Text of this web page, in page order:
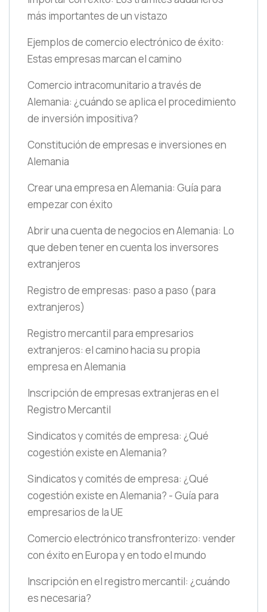
más importantes de un vistazo
Ejemplos de comercio electrónico de éxito:
Estas empresas marcan el camino
Comercio intracomunitario a través de
Alemania: ¿cuándo se aplica el procedimiento
de inversión impositiva?
Constitución de empresas e inversiones en
Alemania
Crear una empresa en Alemania: Guía para
empezar con éxito
Abrir una cuenta de negocios en Alemania: Lo
que deben tener en cuenta los inversores
extranjeros
Registro de empresas: paso a paso (para
extranjeros)
Registro mercantil para empresarios
extranjeros: el camino hacia su propia
empresa en Alemania
Inscripción de empresas extranjeras en el
Registro Mercantil
Sindicatos y comités de empresa: ¿Qué
cogestión existe en Alemania?
Sindicatos y comités de empresa: ¿Qué
cogestión existe en Alemania? - Guía para
empresarios de la UE
Comercio electrónico transfronterizo: vender
con éxito en Europa y en todo el mundo
Inscripción en el registro mercantil: ¿cuándo
es necesaria?